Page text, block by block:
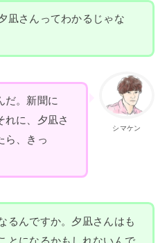
凪さんってわかるじゃな
シマケン
だ。新聞に
れに、夕凪さ
ら、きっ
るんですか。夕凪さんはも
とになるかもしれないんで